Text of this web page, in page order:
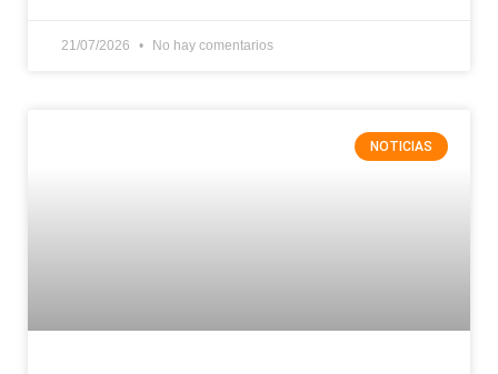
21/07/2026 No hay comentarios
NOTICIAS